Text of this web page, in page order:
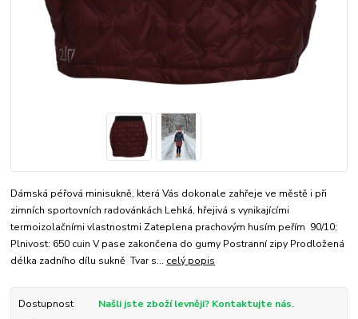
Dámská péřová minisukně, která Vás dokonale zahřeje ve městě i při
zimních sportovních radovánkách Lehká, hřejivá s vynikajícími
termoizolačními vlastnostmi Zateplena prachovým husím peřím 90/10;
Plnivost: 650 cuin V pase zakončena do gumy Postranní zipy Prodložená
délka zadního dílu sukně Tvar s... celý popis
Dostupnost
Našli jste zboží levněji? Kontaktujte nás.